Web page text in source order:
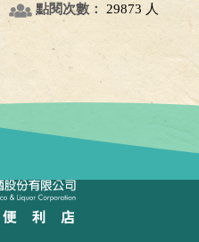
點閱次數： 29873 人